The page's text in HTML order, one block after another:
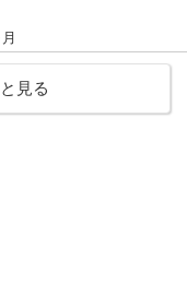
見る